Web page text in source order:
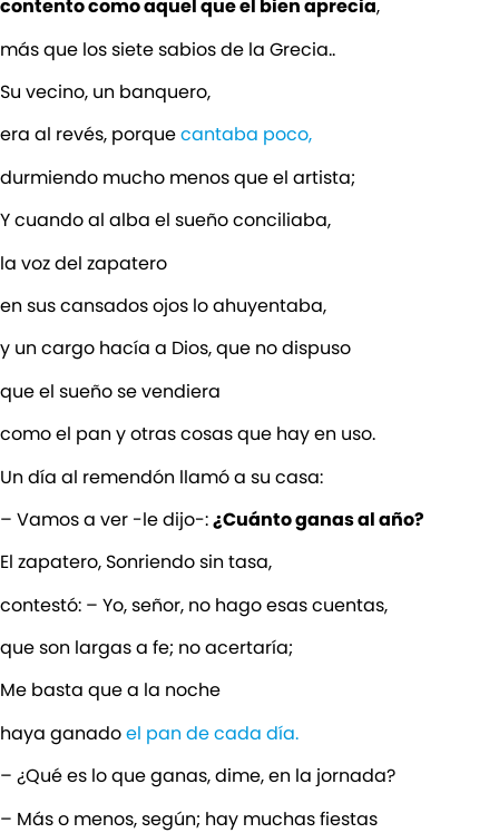
contento como aquel que el bien aprecia,
más que los siete sabios de la Grecia..
Su vecino, un banquero,
era al revés, porquecantaba poco,
durmiendo mucho menos que el artista;
Y cuando al alba el sueño conciliaba,
la voz del zapatero
en sus cansados ojos lo ahuyentaba,
y un cargo hacía a Dios, que no dispuso
que el sueño se vendiera
como el pan y otras cosas que hay en uso.
Un día al remendón llamó a su casa:
– Vamos a ver -le dijo-:¿Cuánto ganas al año?
El zapatero, Sonriendo sin tasa,
contestó: – Yo, señor, no hago esas cuentas,
que son largas a fe; no acertaría;
Me basta que a la noche
haya ganadoel pan de cada día.
– ¿Qué es lo que ganas, dime, en la jornada?
– Más o menos, según; hay muchas fiestas